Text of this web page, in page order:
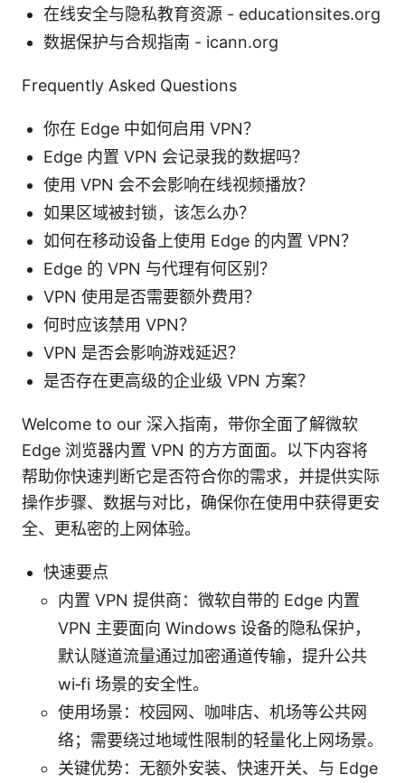
在线安全与隐私教育资源 - educationsites.org
数据保护与合规指南 - icann.org
Frequently Asked Questions
你在 Edge 中如何启用 VPN？
Edge 内置 VPN 会记录我的数据吗？
使用 VPN 会不会影响在线视频播放？
如果区域被封锁，该怎么办？
如何在移动设备上使用 Edge 的内置 VPN？
Edge 的 VPN 与代理有何区别？
VPN 使用是否需要额外费用？
何时应该禁用 VPN？
VPN 是否会影响游戏延迟？
是否存在更高级的企业级 VPN 方案？
Welcome to our 深入指南，带你全面了解微软
Edge 浏览器内置 VPN 的方方面面。以下内容将
帮助你快速判断它是否符合你的需求，并提供实际
操作步骤、数据与对比，确保你在使用中获得更安
全、更私密的上网体验。
快速要点
内置 VPN 提供商：微软自带的 Edge 内置
VPN 主要面向 Windows 设备的隐私保护，
默认隧道流量通过加密通道传输，提升公共
wi‑fi 场景的安全性。
使用场景：校园网、咖啡店、机场等公共网
络；需要绕过地域性限制的轻量化上网场景。
关键优势：无额外安装、快速开关、与 Edge